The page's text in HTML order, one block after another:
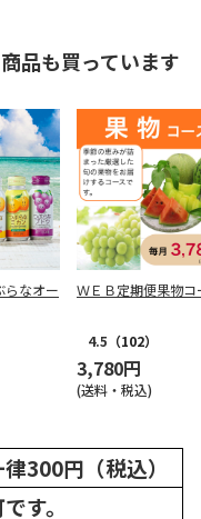
品も買っています
らなオー
ＷＥＢ定期便果物コ
4.5 （102）
3,780円
(送料・税込)
300円（税込）
す。